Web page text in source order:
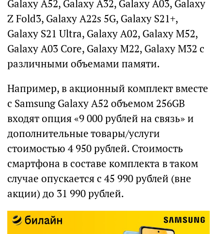
Galaxy A52, Galaxy A32, Galaxy A03, Galaxy
Z Fold3, Galaxy A22s 5G, Galaxy S21+,
Galaxy S21 Ultra, Galaxy A02, Galaxy M52,
Galaxy A03 Core, Galaxy M22, Galaxy M32 с
различными объемами памяти.
Например, в акционный комплект вместе
с Samsung Galaxy A52 объемом 256GB
входят опция «9 000 рублей на связь» и
дополнительные товары/услуги
стоимостью 4 950 рублей. Стоимость
смартфона в составе комплекта в таком
случае опускается с 45 990 рублей (вне
акции) до 31 990 рублей.